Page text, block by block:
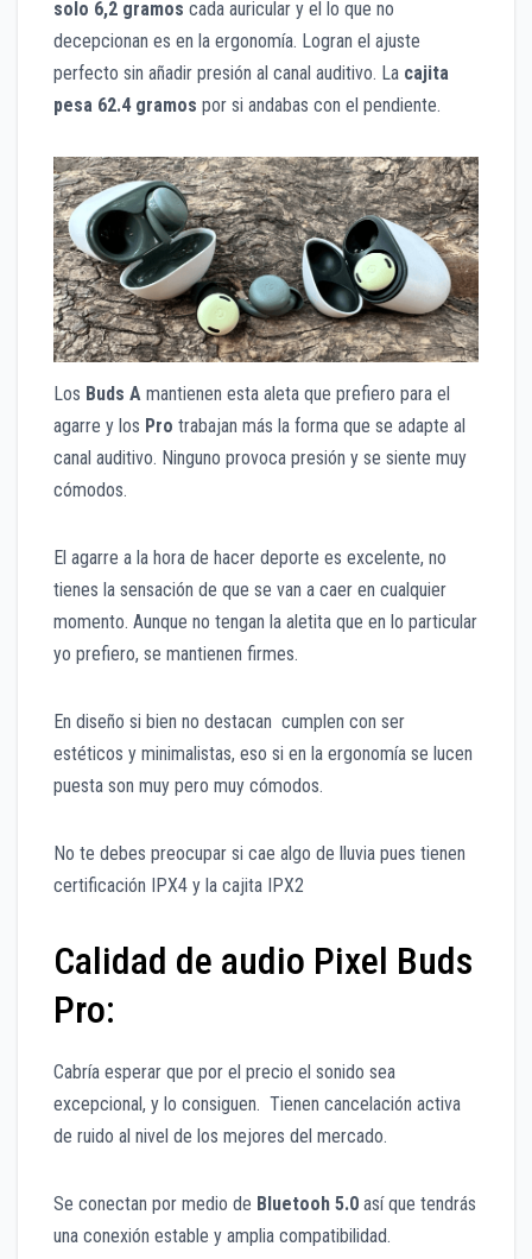
solo 6,2 gramos cada auricular y el lo que no
decepcionan es en la ergonomía. Logran el ajuste
perfecto sin añadir presión al canal auditivo. La cajita
pesa 62.4 gramos por si andabas con el pendiente.
Los Buds A mantienen esta aleta que prefiero para el
agarre y los Pro trabajan más la forma que se adapte al
canal auditivo. Ninguno provoca presión y se siente muy
cómodos.
El agarre a la hora de hacer deporte es excelente, no
tienes la sensación de que se van a caer en cualquier
momento. Aunque no tengan la aletita que en lo particular
yo prefiero, se mantienen firmes.
En diseño si bien no destacan cumplen con ser
estéticos y minimalistas, eso si en la ergonomía se lucen
puesta son muy pero muy cómodos.
No te debes preocupar si cae algo de lluvia pues tienen
certificación IPX4 y la cajita IPX2
Calidad de audio Pixel Buds
Pro:
Cabría esperar que por el precio el sonido sea
excepcional, y lo consiguen. Tienen cancelación activa
de ruido al nivel de los mejores del mercado.
Se conectan por medio de Bluetooh 5.0 así que tendrás
una conexión estable y amplia compatibilidad.